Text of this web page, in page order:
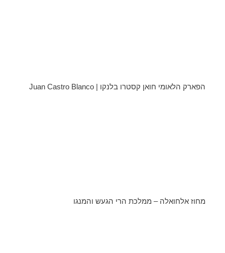
הפארק הלאומי חואן קסטרו בלנקו | Juan Castro Blanco
מחוז אלחואלה – ממלכת הרי הגעש והמנגו